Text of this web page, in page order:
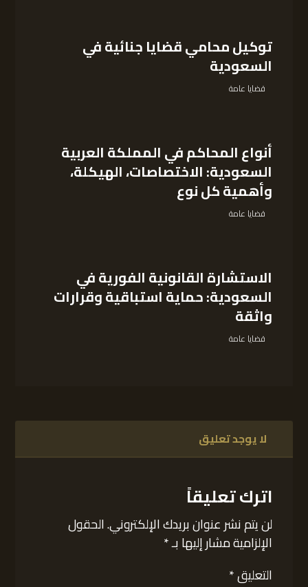
توكيل محامي قضايا جنائية في
السعودية
قضايا عامة
أنواع المحاكم في المملكة العربية
السعودية: الاختصاصات، الهيكلة،
وأهمية كل نوع
قضايا عامة
الاستشارة القانونية الفورية في
السعودية: حماية استباقية وقرارات
واثقة
قضايا عامة
لا يوجد تعليق
اترك تعليقاً
لن يتم نشر عنوان بريدك الإلكتروني.الحقول
الإلزامية مشار إليها بـ*
التعليق*